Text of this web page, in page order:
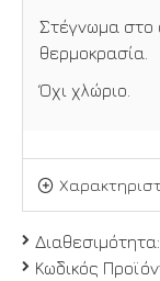
Στέγνωμα στο
θερμοκρασία.
Όχι χλώριο.
Διαθεσιμότητα:
Κωδικός